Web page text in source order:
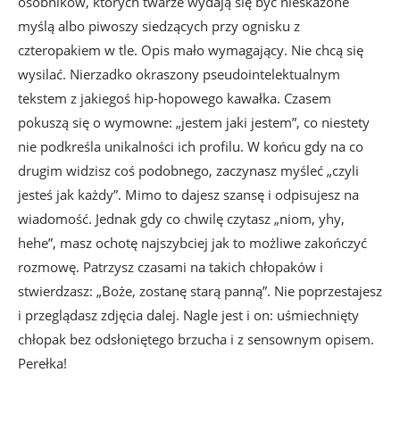
myślą albo piwoszy siedzących przy ognisku z
czteropakiem w tle. Opis mało wymagający. Nie chcą się
wysilać. Nierzadko okraszony pseudointelektualnym
tekstem z jakiegoś hip-hopowego kawałka. Czasem
pokuszą się o wymowne: „jestem jaki jestem”, co niestety
nie podkreśla unikalności ich profilu. W końcu gdy na co
drugim widzisz coś podobnego, zaczynasz myśleć „czyli
jesteś jak każdy”. Mimo to dajesz szansę i odpisujesz na
wiadomość. Jednak gdy co chwilę czytasz „niom, yhy,
hehe”, masz ochotę najszybciej jak to możliwe zakończyć
rozmowę. Patrzysz czasami na takich chłopaków i
stwierdzasz: „Boże, zostanę starą panną”. Nie poprzestajesz
i przeglądasz zdjęcia dalej. Nagle jest i on: uśmiechnięty
chłopak bez odsłoniętego brzucha i z sensownym opisem.
Perełka!